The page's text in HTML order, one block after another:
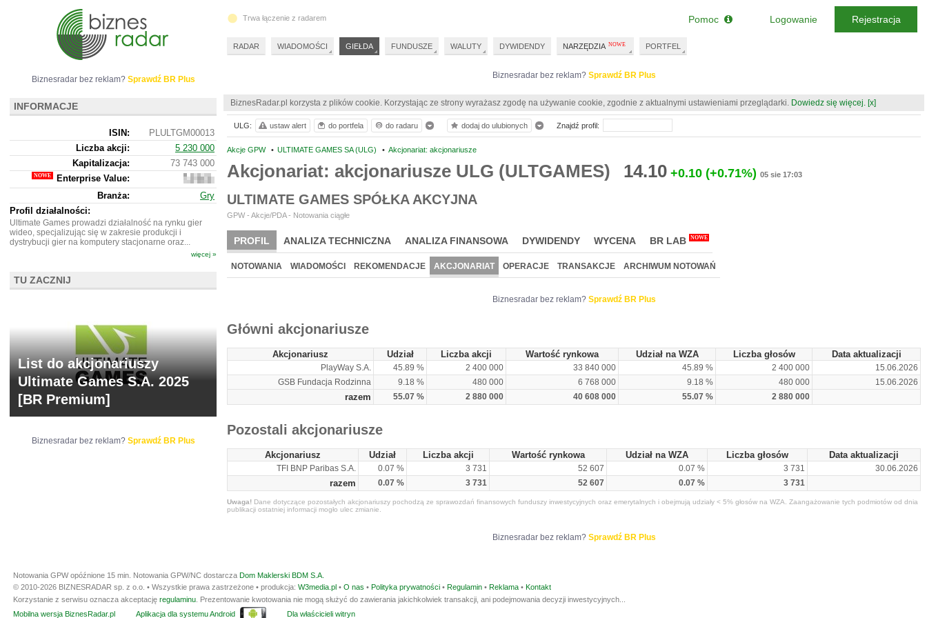
Biznesradar bez reklam? Sprawdź BR Plus
BiznesRadar.pl korzysta z plików cookie. Korzystając ze strony wyrażasz zgodę na używanie cookie, zgodnie z aktualnymi ustawieniami przeglądarki. Dowiedz się więcej. [x]
Akcje GPW • ULTIMATE GAMES SA (ULG) • Akcjonariat: akcjonariusze
Akcjonariat: akcjonariusze ULG (ULTGAMES) 14.10 +0.10 (+0.71%) 05 sie 17:03
ULTIMATE GAMES SPÓŁKA AKCYJNA
GPW - Akcje/PDA - Notowania ciągłe
PROFIL ANALIZA TECHNICZNA ANALIZA FINANSOWA DYWIDENDY WYCENA BR LAB NOWE
NOTOWANIA WIADOMOŚCI REKOMENDACJE AKCJONARIAT OPERACJE TRANSAKCJE ARCHIWUM NOTOWAŃ
Biznesradar bez reklam? Sprawdź BR Plus
Główni akcjonariusze
Akcjonariusz Udział Liczba akcji Wartość rynkowa Udział na WZA Liczba głosów Data aktualizacji
PlayWay S.A. 45.89 % 2 400 000 33 840 000 45.89 % 2 400 000
15.06.2026
GSB Fundacja Rodzinna
9.18 % 480 000 6 768 000 9.18 % 480 000 15.06.2026
razem 55.07 % 2 880 000 40 608 000 55.07 % 2 880 000
Pozostali akcjonariusze
Akcjonariusz Udział Liczba akcji Wartość rynkowa Udział na WZA Liczba głosów Data aktualizacji
TFI BNP Paribas S.A. 0.07 % 3 731 52 607 0.07 % 3 731 30.06.2026
razem 0.07 % 3 731 52 607 0.07 % 3 731
Uwaga! Dane dotyczące pozostałych akcjonariuszy pochodzą ze sprawozdań finansowych funduszy inwestycyjnych oraz emerytalnych i obejmują udziały < 5% głosów na WZA. Zaangażowanie tych podmiotów od dnia
publikacji ostatniej informacji mogło ulec zmianie.
Biznesradar bez reklam? Sprawdź BR Plus
ULG: ustaw alert do portfela do radaru dodaj do ulubionych Znajdź profil:
Biznesradar bez reklam? Sprawdź BR Plus
INFORMACJE
ISIN:
PLULTGM00013
Liczba akcji:
5 230 000
Kapitalizacja:
73 743 000
Enterprise Value:
62
750
000
Branża:
Gry
Profil działalności:
Ultimate Games prowadzi działalność na rynku gier
wideo, specjalizując się w zakresie produkcji i
dystrybucji gier na komputery stacjonarne oraz...
więcej »
TU ZACZNIJ
List do akcjonariuszy
Ultimate Games S.A. 2025
[BR Premium]
Biznesradar bez reklam? Sprawdź BR Plus
Trwa łączenie z radarem
RADAR WIADOMOŚCI GIEŁDA FUNDUSZE WALUTY DYWIDENDY NARZĘDZIA PORTFEL
Pomoc Logowanie Rejestracja
Notowania GPW opóźnione 15 min. Notowania GPW/NC dostarcza Dom Maklerski BDM S.A.
© 2010-2026 BIZNESRADAR sp. z o.o. • Wszystkie prawa zastrzeżone • produkcja: W3media.pl • O nas • Polityka prywatności • Regulamin • Reklama • Kontakt
Korzystanie z serwisu oznacza akceptację regulaminu . Prezentowanie kwotowania nie mogą służyć do zawierania jakichkolwiek transakcji, ani podejmowania decyzji inwestycyjnych...
Mobilna wersja BiznesRadar.pl
Aplikacja dla systemu Android Dla właścicieli witryn